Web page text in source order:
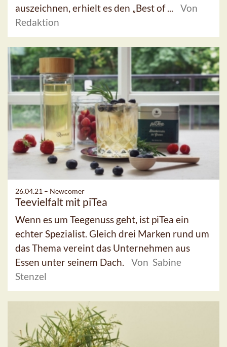
auszeichnen, erhielt es den „Best of ...
Von
Redaktion
26.04.21 – Newcomer
Teevielfalt mit piTea
Wenn es um Teegenuss geht, ist piTea ein
echter Spezialist. Gleich drei Marken rund um
das Thema vereint das Unternehmen aus
Essen unter seinem Dach.
Von Sabine
Stenzel